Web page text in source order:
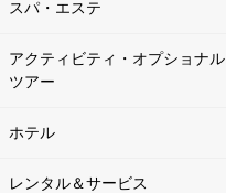
スパ・エステ
アクティビティ・オプショナル
ツアー
ホテル
レンタル＆サービス